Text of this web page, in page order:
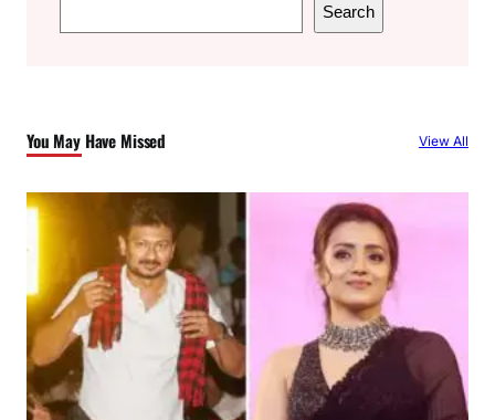
e
h
Search
You May Have Missed View All